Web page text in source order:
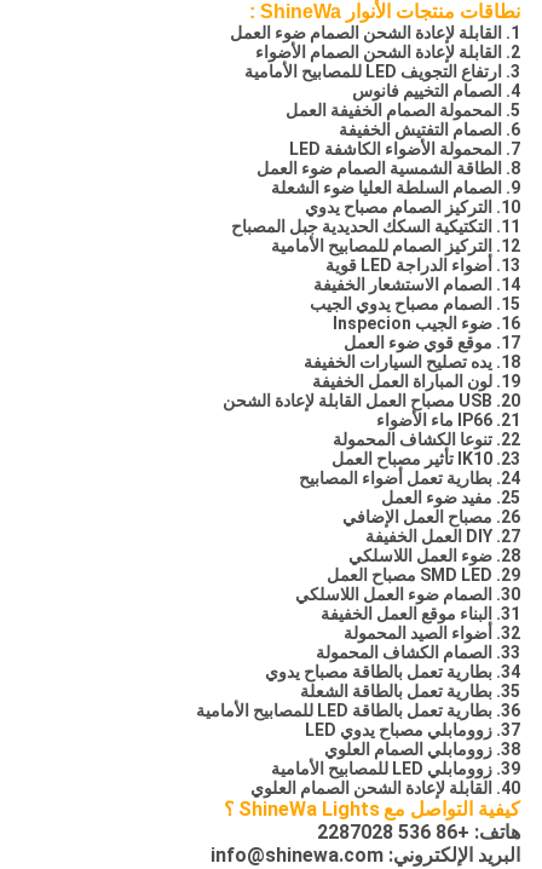
نطاقات منتجات الأنوار ShineWa :
1. القابلة لإعادة الشحن الصمام ضوء العمل
2. القابلة لإعادة الشحن الصمام الأضواء
3. ارتفاع التجويف LED للمصابيح الأمامية
4. الصمام التخييم فانوس
5. المحمولة الصمام الخفيفة العمل
6. الصمام التفتيش الخفيفة
7. المحمولة الأضواء الكاشفة LED
8. الطاقة الشمسية الصمام ضوء العمل
9. الصمام السلطة العليا ضوء الشعلة
10. التركيز الصمام مصباح يدوي
11. التكتيكية السكك الحديدية جبل المصباح
12. التركيز الصمام للمصابيح الأمامية
13. أضواء الدراجة LED قوية
14. الصمام الاستشعار الخفيفة
15. الصمام مصباح يدوي الجيب
16. ضوء الجيب Inspecion
17. موقع قوي ضوء العمل
18. يده تصليح السيارات الخفيفة
19. لون المباراة العمل الخفيفة
20. USB مصباح العمل القابلة لإعادة الشحن
21. IP66 ماء الأضواء
22. تنوعا الكشاف المحمولة
23. IK10 تأثير مصباح العمل
24. بطارية تعمل أضواء المصابيح
25. مفيد ضوء العمل
26. مصباح العمل الإضافي
27. DIY العمل الخفيفة
28. ضوء العمل اللاسلكي
29. SMD LED مصباح العمل
30. الصمام ضوء العمل اللاسلكي
31. البناء موقع العمل الخفيفة
32. أضواء الصيد المحمولة
33. الصمام الكشاف المحمولة
34. بطارية تعمل بالطاقة مصباح يدوي
35. بطارية تعمل بالطاقة الشعلة
36. بطارية تعمل بالطاقة LED للمصابيح الأمامية
37. زوومابلي مصباح يدوي LED
38. زوومابلي الصمام العلوي
39. زوومابلي LED للمصابيح الأمامية
40. القابلة لإعادة الشحن الصمام العلوي
كيفية التواصل مع ShineWa Lights ؟
هاتف: +86 536 2287028
البريد الإلكتروني: info@shinewa.com